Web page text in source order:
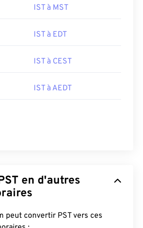
IST à MST
IST à EDT
IST à CEST
IST à AEDT
en d'autres
peut convertir PST vers ces